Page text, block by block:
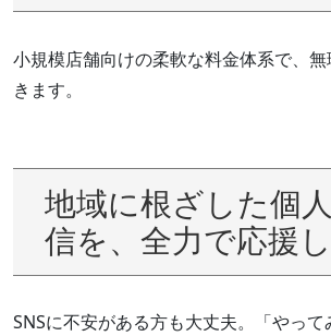
小規模店舗向けの柔軟な料金体系で、
きます。
地域に根ざした個
信を、全力で応援
SNSに不安がある方も大丈夫。「やっ